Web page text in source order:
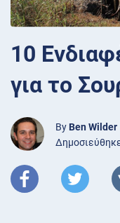
10
για το
By Ben Wilder